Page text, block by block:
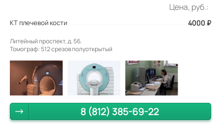
Цена, руб.:
КТ плечевой кости 4000 ₽
Литейный проспект, д. 56.
Томограф: 512 срезов полуоткрытый
8 (812) 385-69-22